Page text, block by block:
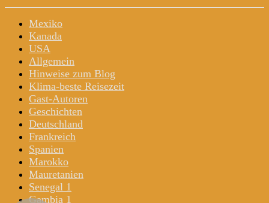
Mexiko
Kanada
USA
Allgemein
Hinweise zum Blog
Klima-beste Reisezeit
Gast-Autoren
Geschichten
Deutschland
Frankreich
Spanien
Marokko
Mauretanien
Senegal 1
Gambia 1